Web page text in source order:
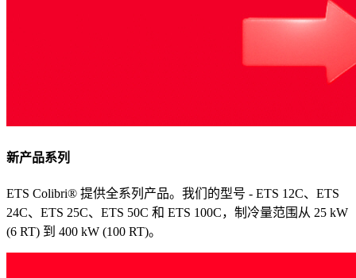
新产品系列
ETS Colibri® 提供全系列产品。我们的型号 - ETS 12C、ETS
24C、ETS 25C、ETS 50C 和 ETS 100C，制冷量范围从 25 kW
(6 RT) 到 400 kW (100 RT)。